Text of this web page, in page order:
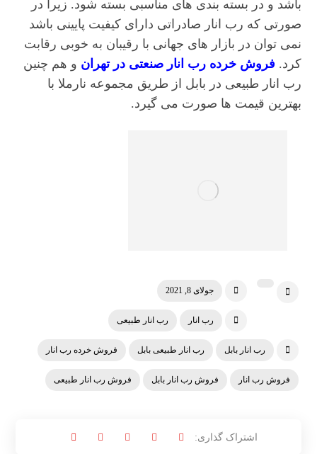
باشد و در بسته بندی های مناسبی بسته شود. زیرا در
صورتی که رب انار صادراتی دارای کیفیت پایینی باشد
نمی توان در بازار های جهانی با رقیبان به خوبی رقابت
کرد. فروش خرده رب انار صنعتی در تهران و هم چنین
رب انار طبیعی در بابل از طریق مجموعه نارملا با
بهترین قیمت ها صورت می گیرد.
جولای 8, 2021
رب انار رب انار طبیعی
رب انار بابل رب انار طبیعی بابل فروش خرده رب انار
فروش رب انار فروش رب انار بابل فروش رب انار طبیعی